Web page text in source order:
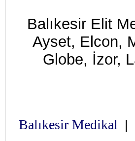
Balıkesir Elit
Ayset, Elcon,
Globe, İzor,
Balıkesir Medikal |